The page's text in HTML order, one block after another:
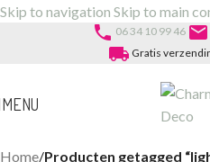
Skip to navigation Skip to main
phone 06 34 10 99 46 email
local_shipping Gratis
MENU
Home/Producten getagged